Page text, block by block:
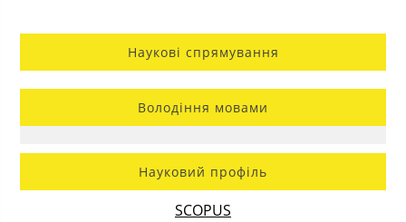
Наукові спрямування
Володіння мовами
Науковий профіль
SCOPUS